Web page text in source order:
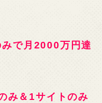
で月2000万円達
＆1サイトのみ